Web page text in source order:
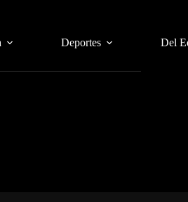
Deportes Del